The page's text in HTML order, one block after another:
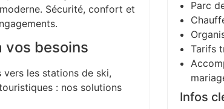
Sécurité, confort et
vos besoins
les stations de ski,
: nos solutions
Parc
Tarifs
Infos